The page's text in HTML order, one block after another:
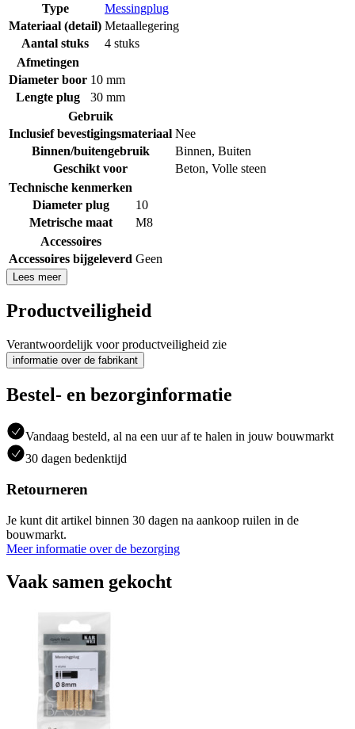
Type
Messingplug
Materiaal (detail) Metaallegering
Aantal stuks
4 stuks
Afmetingen
Diameter boor 10 mm
Lengte plug
30 mm
Gebruik
Inclusief bevestigingsmateriaal Nee
Binnen/buitengebruik
Binnen, Buiten
Geschikt voor
Beton, Volle steen
Technische kenmerken
Diameter plug
10
Metrische maat
M8
Accessoires
Accessoires bijgeleverd Geen
Lees meer
Productveiligheid
Verantwoordelijk voor productveiligheid zie
informatie over de fabrikant
Bestel- en bezorginformatie
Vandaag besteld, al na een uur af te halen in jouw bouwmarkt
30 dagen bedenktijd
Retourneren
Je kunt dit artikel binnen 30 dagen na aankoop ruilen in de
bouwmarkt.
Meer informatie over de bezorging
Vaak samen gekocht